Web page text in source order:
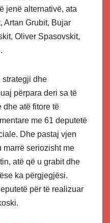
jenë alternativë, ata
Artan Grubit, Bujar
Oliver Spasovskit,
strategji dhe
përpara deri sa të
dhe atë fitore të
me 61 deputetë
Dhe pastaj vjen
marrë seriozisht me
atë që u grabit dhe
ka përgjegjësi.
për të realizuar